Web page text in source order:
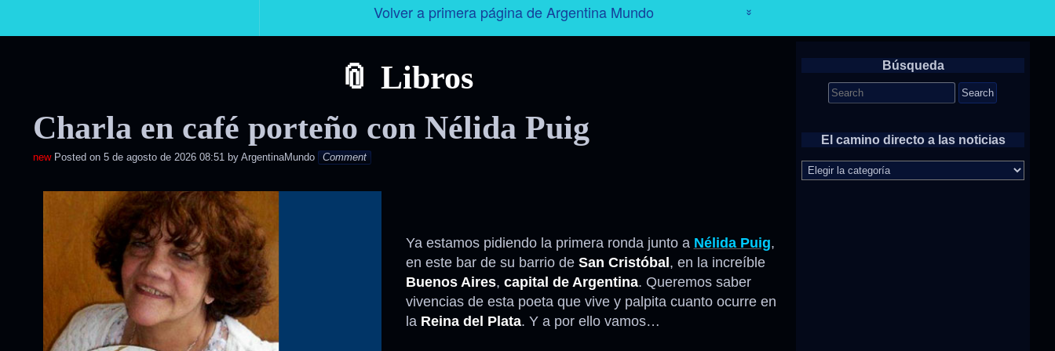
Volver a primera página de Argentina Mundo
Tango
Deporte
Radio – Televisión – Cine
Libros
Charla en café porteño con Nélida Puig
Posted on 5 de agosto de 2026 08:51 by ArgentinaMundo Comment
Ya estamos pidiendo la primera ronda junto a Nélida Puig,
en este bar de su barrio de San Cristóbal , en la increíble
Buenos Aires, capital de Argentina. Queremos saber
vivencias de esta poeta que vive y palpita cuanto ocurre en
la Reina del Plata. Y a por ello vamos…
Búsqueda
Search
for:
El camino directo a las noticias
El
camino